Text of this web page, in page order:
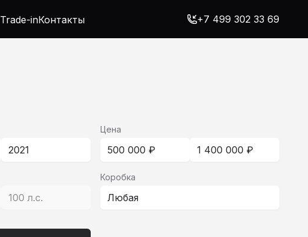
Trade-inКонтакты +7 499 302 33 69
2021
Цена
500 000 ₽ 1 400 000 ₽
100 л.с.
Коробка
Любая